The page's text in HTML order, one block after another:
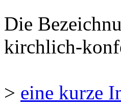
Die
kirchlich-
> eine kurze